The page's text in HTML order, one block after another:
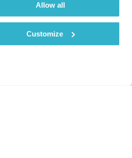
Allow all
Customize